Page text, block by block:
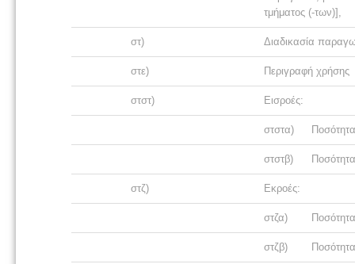
τμήματος (-των)],
στ) Διαδικασία
στε) Περιγραφή χρήσης
στστ) Εισροές:
στστα)
στστβ)
στζ) Εκροές:
στζα)
στζβ)